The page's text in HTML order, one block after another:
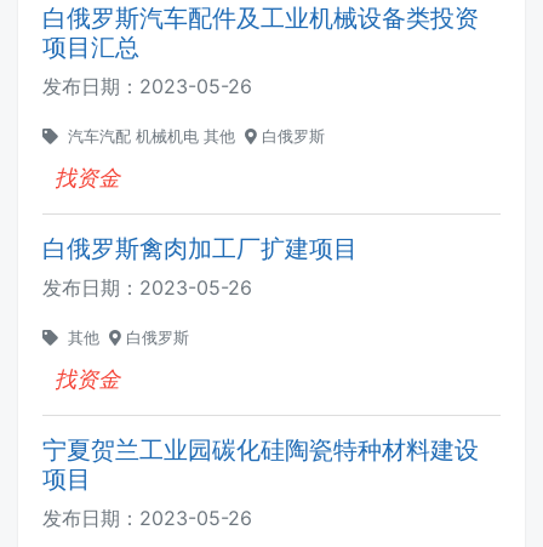
白俄罗斯汽车配件及工业机械设备类投资
项目汇总
发布日期： 2023-05-26
汽车汽配 机械机电 其他 白俄罗斯
找资金
白俄罗斯禽肉加工厂扩建项目
发布日期： 2023-05-26
其他 白俄罗斯
找资金
宁夏贺兰工业园碳化硅陶瓷特种材料建设
项目
发布日期： 2023-05-26